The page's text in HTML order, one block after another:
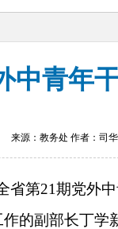
中青年
来源：教务处 作者：司
省第21期党外
的副部长丁